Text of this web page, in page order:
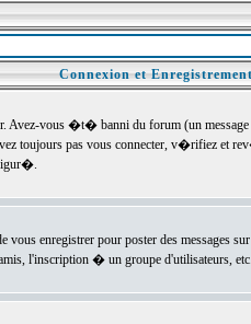
Connexion et
vous �t� banni du forum (un
toujours pas vous connecter, v�rifiez et
enregistrer pour poster des
l'inscription � un groupe d'utilisateurs,